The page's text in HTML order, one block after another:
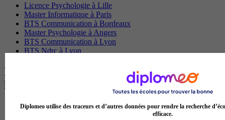
Licence Psychologie à Lille
Master Informatique à Paris
BTS Communication à Bordeaux
Master Psychologie à Angers
BTS Communication à Lyon
BTS Ndrc à Lyon
Les intitulés de diplôme par alternance
les plus recherchés
BTS Esf en alternance
Diplomeo utilise des traceurs et d’autres données pour rendre la recherche
efficace.